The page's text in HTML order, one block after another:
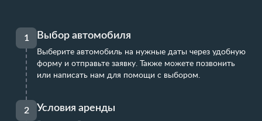
1 Выбор автомобиля
Выберите автомобиль на нужные даты через удобную
форму и отправьте заявку. Также можете позвонить
или написать нам для помощи с выбором.
2 Условия аренды